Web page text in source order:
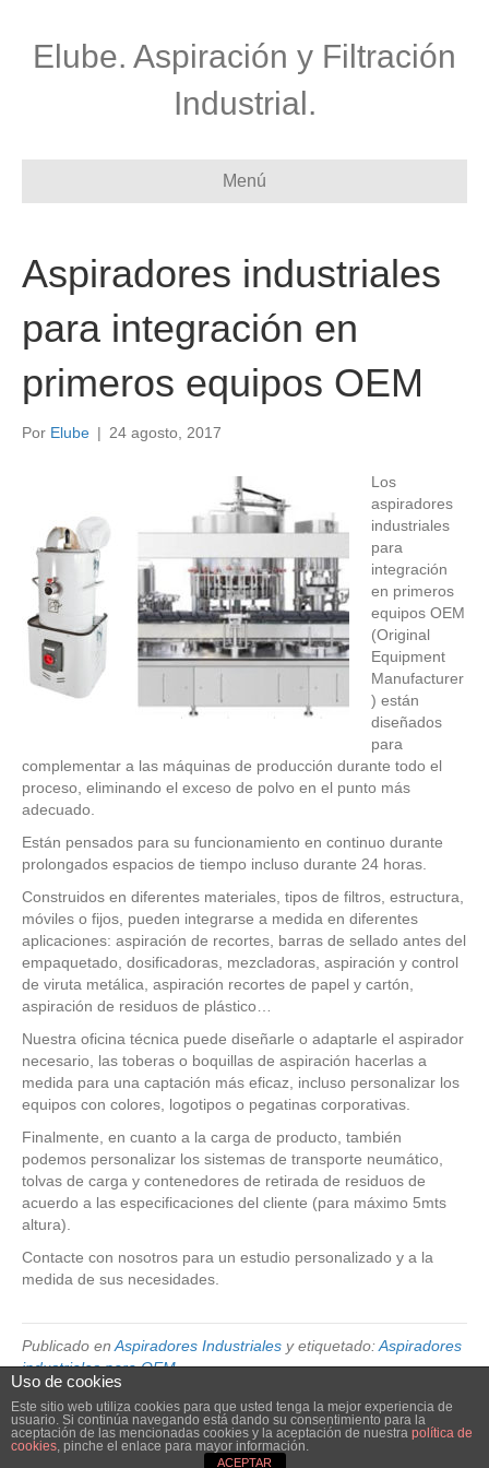
Elube. Aspiración y Filtración
Industrial.
Menú
Aspiradores industriales
para integración en
primeros equipos OEM
Por Elube | 24 agosto, 2017
Los
aspiradores
industriales
para
integración
en primeros
equipos OEM
(Original
Equipment
Manufacturer
) están
diseñados
para
complementar a las máquinas de producción durante todo el
proceso, eliminando el exceso de polvo en el punto más
adecuado.
Están pensados para su funcionamiento en continuo durante
prolongados espacios de tiempo incluso durante 24 horas.
Construidos en diferentes materiales, tipos de filtros, estructura,
móviles o fijos, pueden integrarse a medida en diferentes
aplicaciones: aspiración de recortes, barras de sellado antes del
empaquetado, dosificadoras, mezcladoras, aspiración y control
de viruta metálica, aspiración recortes de papel y cartón,
aspiración de residuos de plástico…
Nuestra oficina técnica puede diseñarle o adaptarle el aspirador
necesario, las toberas o boquillas de aspiración hacerlas a
medida para una captación más eficaz, incluso personalizar los
equipos con colores, logotipos o pegatinas corporativas.
Finalmente, en cuanto a la carga de producto, también
podemos personalizar los sistemas de transporte neumático,
tolvas de carga y contenedores de retirada de residuos de
acuerdo a las especificaciones del cliente (para máximo 5mts
altura).
Contacte con nosotros para un estudio personalizado y a la
medida de sus necesidades.
Publicado en Aspiradores Industriales y etiquetado:Aspiradores
industriales para OEM
© 2026 Elube. Aspiración y Filtración Industrial. |Powered byBeaver
Builder
Uso de cookies
Este sitio web utiliza cookies para que usted tenga la mejor experiencia de
usuario. Si continúa navegando está dando su consentimiento para la
aceptación de las mencionadas cookies y la aceptación de nuestra política de
cookies, pinche el enlace para mayor información.
ACEPTAR